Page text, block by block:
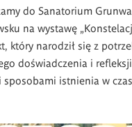
do Sanatorium
na wystawę
który narodził się z
doświadczenia i
sposobami istnienia w